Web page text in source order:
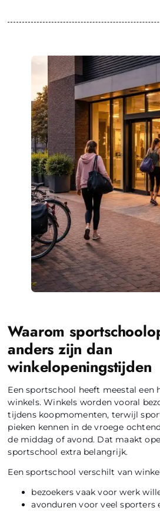
Waarom
anders zijn dan
winkelopeningstijden
Een sportschool heeft meestal een
winkels. Winkels worden vooral
tijdens koopmomenten, terwijl
pieken kennen in de vroege
de middag of avond. Dat maakt
sportschool extra belangrijk.
Een sportschool verschilt van
bezoekers vaak voor werk
avonduren voor veel sporters